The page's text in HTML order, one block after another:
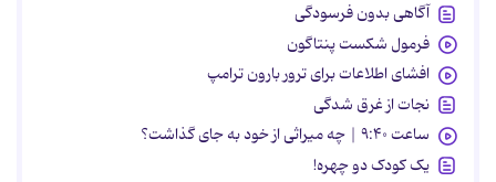
آگاهی بدون فرسودگی
فرمول شکست پنتاگون
افشای اطلاعات برای ترور بارون ترامپ
نجات از غرق شدگی
ساعت ۹:۴۰ | چه میراثی از خود به جای گذاشت؟
یک کودک دو چهره!